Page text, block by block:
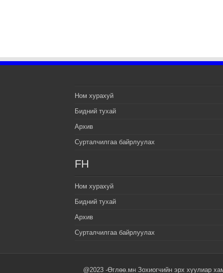
Ном хурахуй
Бидний тухай
Архив
Сурталчилгаа байрлуулах
FH
Ном хурахуй
Бидний тухай
Архив
Сурталчилгаа байрлуулах
@2023 -Өглөө.мн Зохиогчийн эрх хуулиар